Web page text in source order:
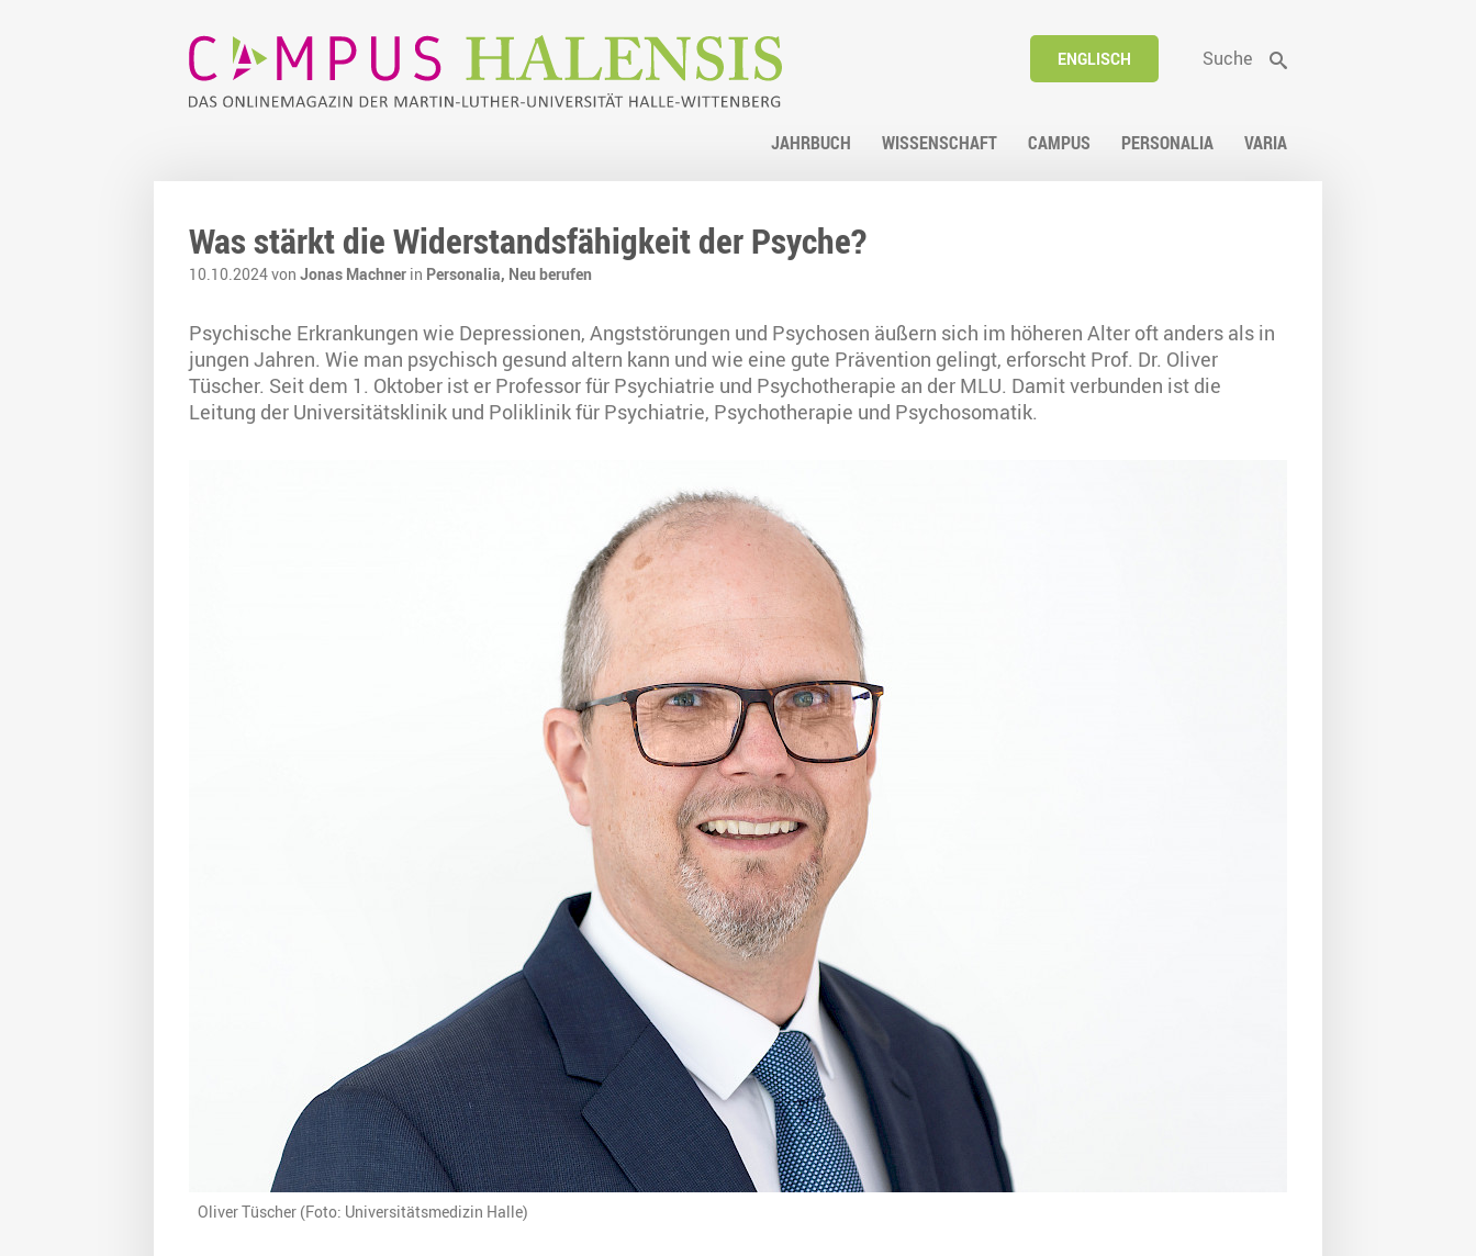
ENGLISCH Suche
JAHRBUCH WISSENSCHAFT CAMPUS PERSONALIA VARIA
Was stärkt die Widerstandsfähigkeit der Psyche?
10.10.2024 von Jonas Machner in Personalia, Neu berufen
Psychische Erkrankungen wie Depressionen, Angststörungen und Psychosen äußern sich im höheren Alter oft anders als in
jungen Jahren. Wie man psychisch gesund altern kann und wie eine gute Prävention gelingt, erforscht Prof. Dr. Oliver
Tüscher. Seit dem 1. Oktober ist er Professor für Psychiatrie und Psychotherapie an der MLU. Damit verbunden ist die
Leitung der Universitätsklinik und Poliklinik für Psychiatrie, Psychotherapie und Psychosomatik.
Oliver Tüscher (Foto: Universitätsmedizin Halle)